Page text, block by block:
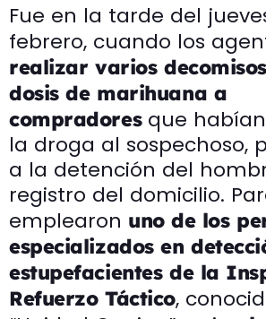
Fue en la tarde del
febrero, cuando los
realizar varios
dosis de marihuana a
compradoresque
la droga al sospechoso,
a la detención del
registro del domicilio.
emplearon uno de los
especializados en
estupefacientes de la
Refuerzo Táctico,